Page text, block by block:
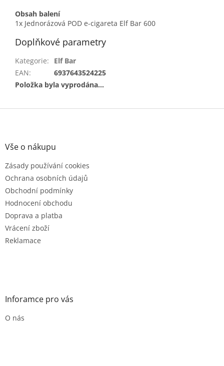
Obsah balení
1x Jednorázová POD e-cigareta Elf Bar 600
Doplňkové parametry
Kategorie:
Elf Bar
EAN:
6937643524225
Položka byla vyprodána…
Z
Vše o nákupu
Zásady používání cookies
Ochrana osobních údajů
Obchodní podmínky
Hodnocení obchodu
Doprava a platba
Vrácení zboží
Reklamace
Inforamce pro vás
O nás